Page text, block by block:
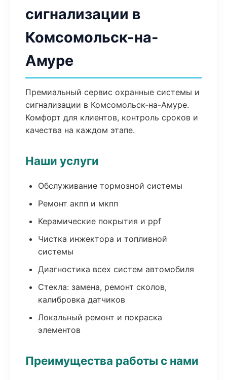
сигнализации в
Комсомольск-на-
Амуре
Премиальный сервис охранные системы и
сигнализации в Комсомольск-на-Амуре.
Комфорт для клиентов, контроль сроков и
качества на каждом этапе.
Наши услуги
Обслуживание тормозной системы
Ремонт акпп и мкпп
Керамические покрытия и ppf
Чистка инжектора и топливной
системы
Диагностика всех систем автомобиля
Стекла: замена, ремонт сколов,
калибровка датчиков
Локальный ремонт и покраска
элементов
Преимущества работы с нами